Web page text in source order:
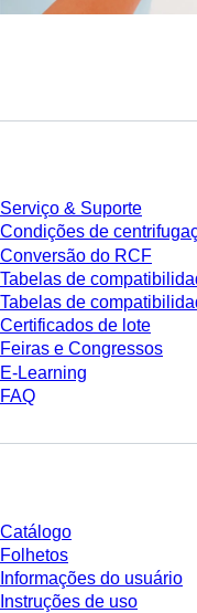
Serviço & Suporte
Condições de
Conversão do RCF
Tabelas de
Tabelas de
Certificados de lote
Feiras e Congressos
E-Learning
FAQ
Catálogo
Folhetos
Informações do usuário
Instruções de uso